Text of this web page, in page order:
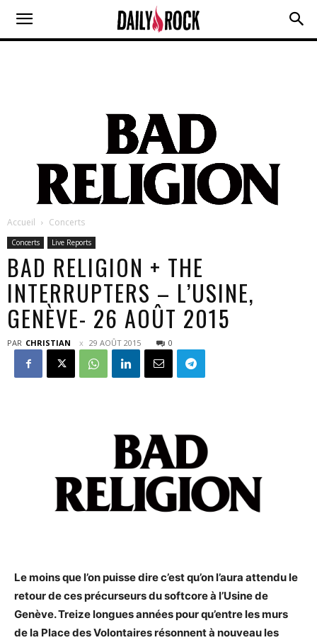
Accueil Concerts
Concerts Live Reports
BAD RELIGION + THE
INTERRUPTERS – L’USINE,
GENÈVE- 26 AOÛT 2015
PAR CHRISTIAN 29 AOÛT 2015 0
Le moins que l’on puisse dire c’est qu’on l’aura attendu le
retour de ces précurseurs du softcore à l’Usine de
Genève. Treize longues années pour qu’entre les murs
de la Place des Volontaires résonnent à nouveau les